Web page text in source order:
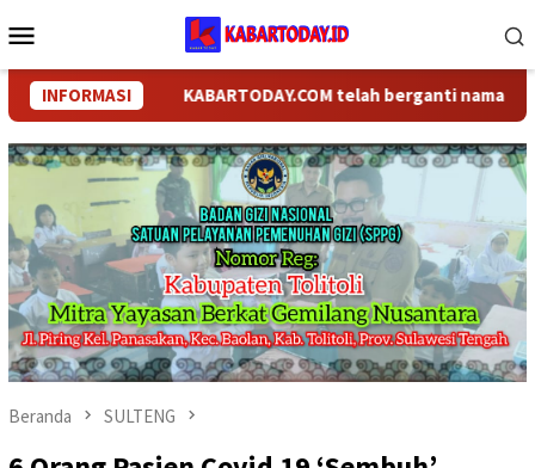
ke
Mobile
INFORMASI KABARTODAY.COM telah berganti nama
Beranda SULTENG